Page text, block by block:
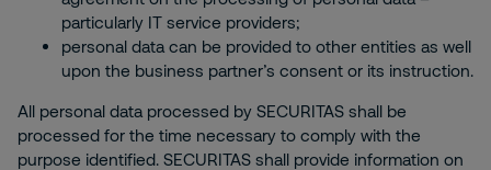
particularly IT service providers;
personal data can be provided to other entities as well
upon the business partner’s consent or its instruction.
All personal data processed by SECURITAS shall be
processed for the time necessary to comply with the
purpose identified. SECURITAS shall provide information on